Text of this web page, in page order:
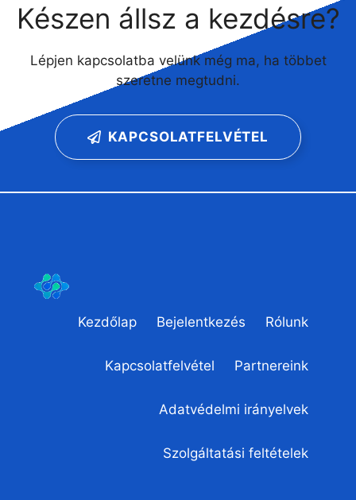
Készen állsz a kezdésre?
Lépjen kapcsolatba velünk még ma, ha többet
szeretne megtudni.
KAPCSOLATFELVÉTEL
Kezdőlap Bejelentkezés Rólunk
Kapcsolatfelvétel Partnereink
Adatvédelmi irányelvek
Szolgáltatási feltételek